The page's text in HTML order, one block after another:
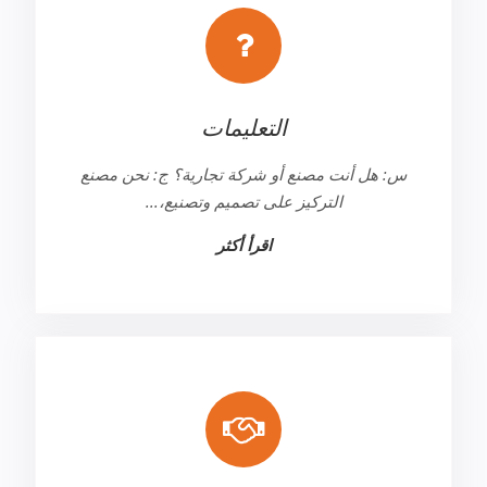
التعليمات
س: هل أنت مصنع أو شركة تجارية؟ ج: نحن مصنع
التركيز على تصميم وتصنيع،...
اقرأ أكثر